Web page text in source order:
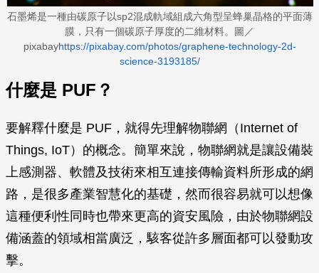
石墨烯是一種由碳原子以sp2混成軌域組成六角型呈蜂巢晶格的平面薄
膜，只有一個碳原子厚度的二維材料。圖／
pixabayhttps://pixabay.com/photos/graphene-technology-2d-
science-3193185/
什麼是 PUF？
要解釋什麼是 PUF，就得先理解物聯網（Internet of
Things, IoT）的概念。簡單來說，物聯網就是讓設備裝
上感測器、軟體及技術來相互連接傳輸資料所形成的網
路，是很多產業智慧化的基礎，然而很容易就可以想像
這種便利性同時也帶來更高的資安風險，由於物聯網設
備涵蓋的領域相當廣泛，駭客從許多層面都可以發動攻
擊。